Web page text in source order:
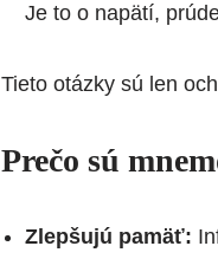
Je to o napätí,
Tieto otázky sú len
Prečo sú
Zlepšujú pamäť: